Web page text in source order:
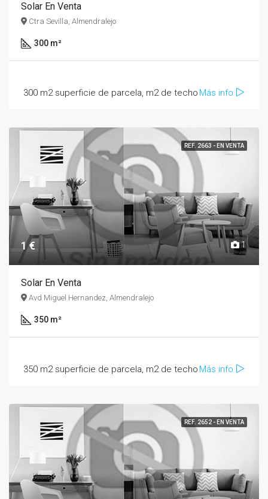
Solar En Venta
Ctra Sevilla, Almendralejo
300 m²
300 m2 superficie de parcela, m2 de techo Más info
REF. 2663 - EN VENTA
1 € 1
Solar En Venta
Avd Miguel Hernandez, Almendralejo
350 m²
350 m2 superficie de parcela, m2 de techo Más info
REF. 2652 - EN VENTA